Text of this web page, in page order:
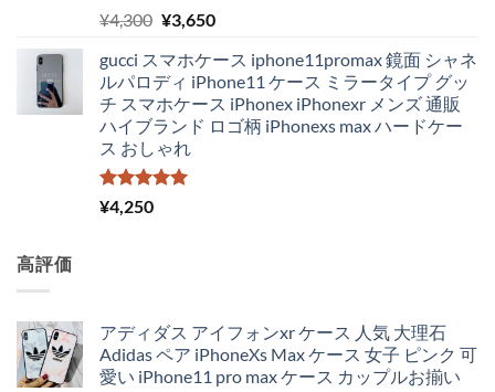
5段階中
5.00
の評価
¥4,300 元
価
格
は
¥4,300
で
し
¥3,650現
の
価
格
は
gucci スマホケース iphone11promax 鏡面 シャネ
ルパロディ iPhone11 ケース ミラータイプ グッ
チ スマホケース iPhonex iPhonexr メンズ 通販
ハイブランド ロゴ柄 iPhonexs max ハードケー
ス おしゃれ
5段階中
5.00
¥4,250
高評価
アディダス アイフォンxr ケース 人気 大理石
Adidas ペア iPhoneXs Max ケース 女子 ピンク 可
愛い iPhone11 pro max ケース カップルお揃い